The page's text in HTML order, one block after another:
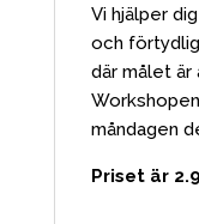
Vi hjälper
och
där målet är
måndagen
Priset är